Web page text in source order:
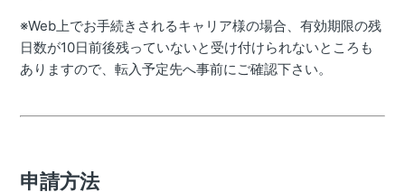
※Web上でお手続きされるキャリア様の場合、有効期限の残
日数が10日前後残っていないと受け付けられないところも
ありますので、転入予定先へ事前にご確認下さい。
申請方法